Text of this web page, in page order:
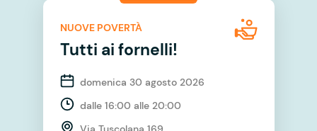
NUOVE POVERTÀ
Tutti ai fornelli!
domenica 30 agosto 2026
dalle 16:00 alle 20:00